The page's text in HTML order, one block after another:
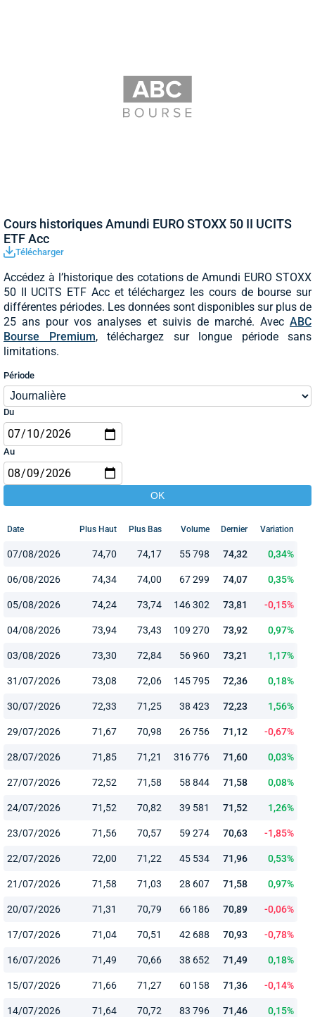
Cours historiques Amundi EURO STOXX 50 II UCITS
ETF Acc
Télécharger
Accédez à l’historique des cotations de Amundi EURO STOXX
50 II UCITS ETF Acc et téléchargez les cours de bourse sur
différentes périodes. Les données sont disponibles sur plus de
25 ans pour vos analyses et suivis de marché. Avec ABC
Bourse Premium, téléchargez sur longue période sans
limitations.
Période
Du
Au
Date Plus Haut Plus Bas Volume Dernier Variation
07/08/2026 74,70 74,17 55 798 74,32 0,34%
06/08/2026 74,34 74,00 67 299 74,07 0,35%
05/08/2026 74,24 73,74 146 302 73,81 -0,15%
04/08/2026 73,94 73,43 109 270 73,92 0,97%
03/08/2026 73,30 72,84 56 960 73,21 1,17%
31/07/2026 73,08 72,06 145 795 72,36 0,18%
30/07/2026 72,33 71,25 38 423 72,23 1,56%
29/07/2026 71,67 70,98 26 756 71,12 -0,67%
28/07/2026 71,85 71,21 316 776 71,60 0,03%
27/07/2026 72,52 71,58 58 844 71,58 0,08%
24/07/2026 71,52 70,82 39 581 71,52 1,26%
23/07/2026 71,56 70,57 59 274 70,63 -1,85%
22/07/2026 72,00 71,22 45 534 71,96 0,53%
21/07/2026 71,58 71,03 28 607 71,58 0,97%
20/07/2026 71,31 70,79 66 186 70,89 -0,06%
17/07/2026 71,04 70,51 42 688 70,93 -0,78%
16/07/2026 71,49 70,66 38 652 71,49 0,18%
15/07/2026 71,66 71,27 60 158 71,36 -0,14%
14/07/2026 71,64 70,72 83 796 71,46 0,15%